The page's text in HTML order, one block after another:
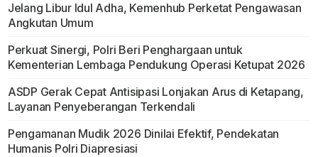
Jelang Libur Idul Adha, Kemenhub Perketat Pengawasan
Angkutan Umum
Perkuat Sinergi, Polri Beri Penghargaan untuk
Kementerian Lembaga Pendukung Operasi Ketupat 2026
ASDP Gerak Cepat Antisipasi Lonjakan Arus di Ketapang,
Layanan Penyeberangan Terkendali
Pengamanan Mudik 2026 Dinilai Efektif, Pendekatan
Humanis Polri Diapresiasi